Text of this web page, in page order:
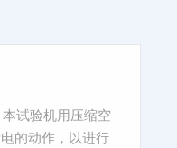
试验机用压缩空
的动作，以进行